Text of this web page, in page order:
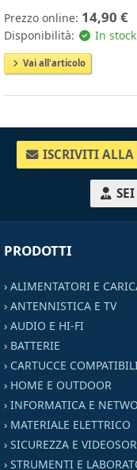
Prezzo online: 14,90 €
Disponibilità: In stock
Vai all'articolo
ISCRIVITI ALLA
PRODOTTI
› ALIMENTATORI E
› ANTENNISTICA E TV
› AUDIO E HI-FI
› BATTERIE
› CARTUCCE
› HOME E OUTDOOR
› INFORMATICA E
› MATERIALE ELETTRICO
› SICUREZZA E
› STRUMENTI E